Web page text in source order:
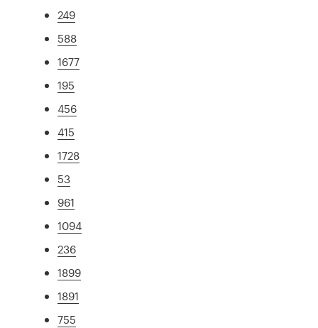
249
588
1677
195
456
415
1728
53
961
1094
236
1899
1891
755